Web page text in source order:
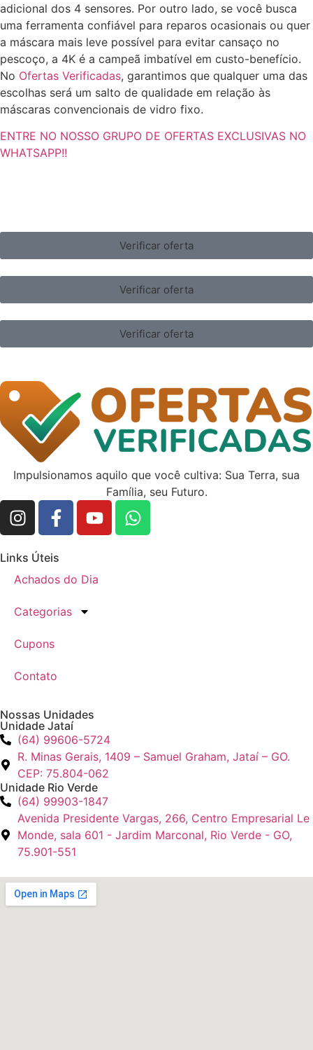
adicional dos 4 sensores. Por outro lado, se você busca
uma ferramenta confiável para reparos ocasionais ou quer
a máscara mais leve possível para evitar cansaço no
pescoço, a 4K é a campeã imbatível em custo-benefício.
No Ofertas Verificadas, garantimos que qualquer uma das
escolhas será um salto de qualidade em relação às
máscaras convencionais de vidro fixo.
ENTRE NO NOSSO GRUPO DE OFERTAS EXCLUSIVAS NO
WHATSAPP!!
Verificar oferta
Verificar oferta
Verificar oferta
Impulsionamos aquilo que você cultiva: Sua Terra, sua
Família, seu Futuro.
Links Úteis
Achados do Dia
Categorias
Cupons
Contato
Nossas Unidades
Unidade Jataí
(64) 99606-5724
R. Minas Gerais, 1409 – Samuel Graham, Jataí – GO.
CEP: 75.804-062
Unidade Rio Verde
(64) 99903-1847
Avenida Presidente Vargas, 266, Centro Empresarial Le
Monde, sala 601 - Jardim Marconal, Rio Verde - GO,
75.901-551